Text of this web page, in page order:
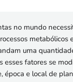
no mundo
metabólicos
uma
esses fatores se
época e local de